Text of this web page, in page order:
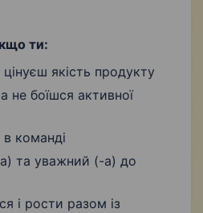
ти:
якість продукту
боїшся активної
команді
а) та уважний (-а) до
і рости разом із